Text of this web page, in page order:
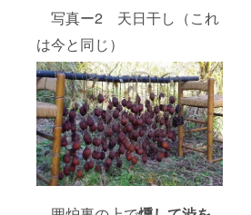
写真ー2 天日干し（これ
は今と同じ）